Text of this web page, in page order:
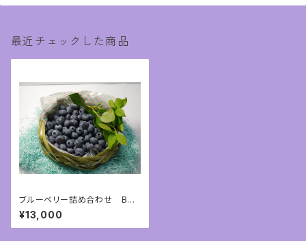
最近チェックした商品
ブルーベリー詰め合わせ Bセ
ット ブルーベリー800ｇ 極
選潤ジャム3本
¥13,000